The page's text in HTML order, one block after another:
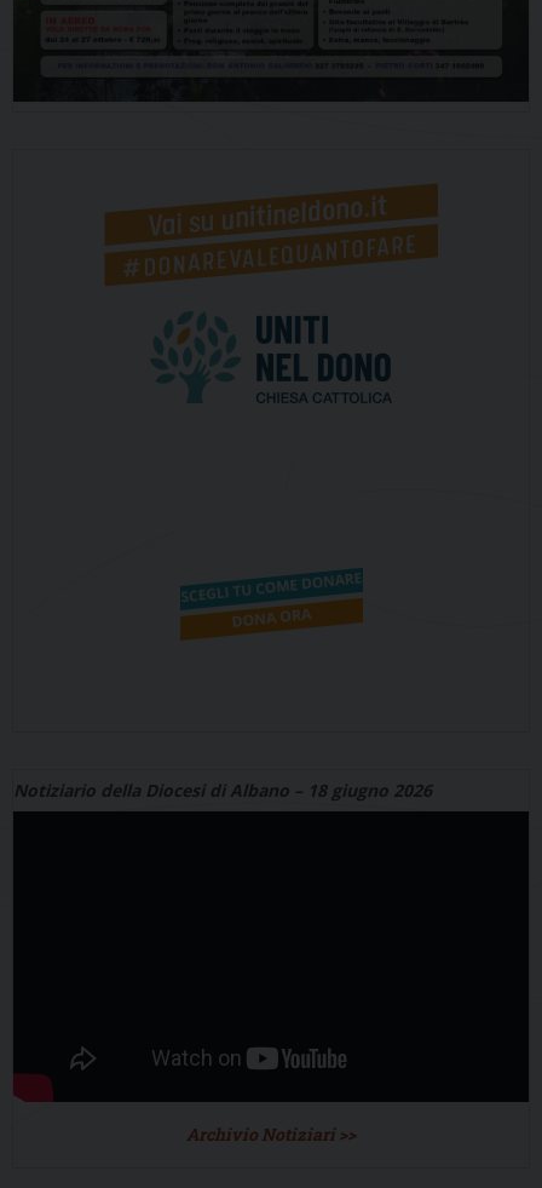
Notiziario della Diocesi di Albano – 18 giugno 2026
Archivio Notiziari >>